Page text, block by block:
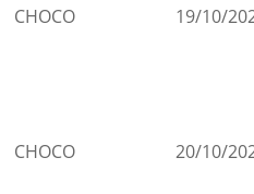
CHOCO 19/10/
CHOCO 20/10/